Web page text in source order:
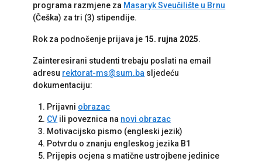
programa razmjene za Masaryk Sveučilište u Brnu
(Češka) za tri (3) stipendije.
Rok za podnošenje prijava je 15. rujna 2025.
Zainteresirani studenti trebaju poslati na email
adresu rektorat-ms@sum.ba sljedeću
dokumentaciju:
Prijavni obrazac
CV ili poveznica na novi obrazac
Motivacijsko pismo (engleski jezik)
Potvrdu o znanju engleskog jezika B1
Prijepis ocjena s matične ustrojbene jedinice